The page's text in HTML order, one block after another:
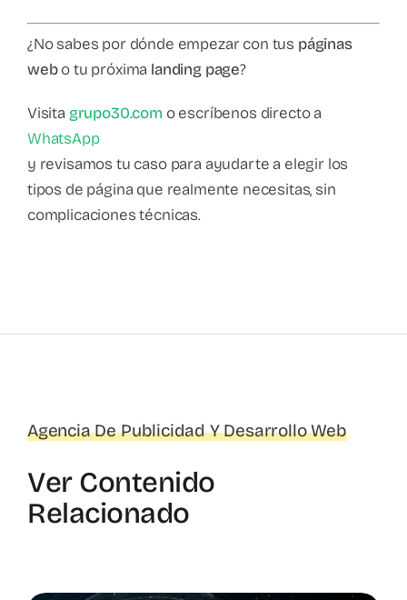
¿No sabes por dónde empezar con tus páginas
webo tu próxima landing page?
Visita grupo30.com o escríbenos directo a
WhatsApp
y revisamos tu caso para ayudarte a elegir los
tipos de página que realmente necesitas, sin
complicaciones técnicas.
Agencia De Publicidad Y Desarrollo Web
Ver Contenido
Relacionado